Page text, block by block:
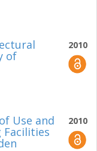
2010
of
2010
Use and
Facilities